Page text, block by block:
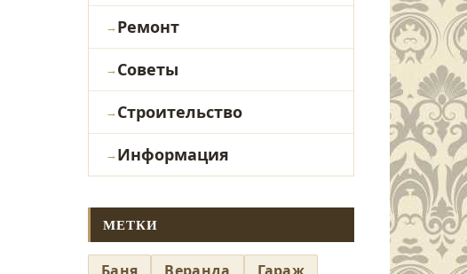
Ремонт
Советы
Строительство
Информация
МЕТКИ